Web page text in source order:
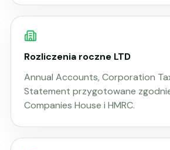
Rozliczenia roczne LTD
Annual Accounts, Corporation
Statement przygotowane
Companies House i HMRC.